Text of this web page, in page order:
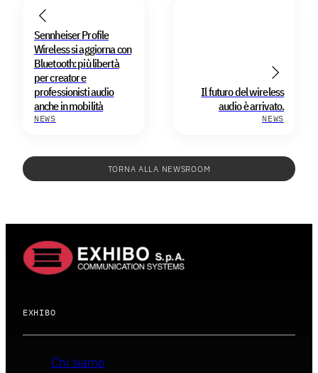
NEWS
Sennheiser Profile
Wireless si aggiorna con
Bluetooth: più libertà
per creator e
professionisti audio
anche in mobilità
TORNA ALLA NEWSROOM
NEWS
Il futuro del wireless
audio è arrivato.
EXHIBO
Chi siamo